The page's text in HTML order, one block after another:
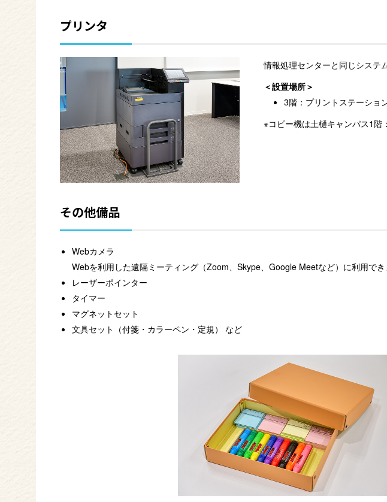
プリンタ
情報処理センターと同じシステ
設置場所
3階：プリントステーショ
※コピー機は土樋キャンパス1階
その他備品
Webカメラ
Webを利用した遠隔ミーティング（Zoom、Skype、Google Meetなど）に利用でき
レーザーポインター
タイマー
マグネットセット
文具セット（付箋・カラーペン・定規） など